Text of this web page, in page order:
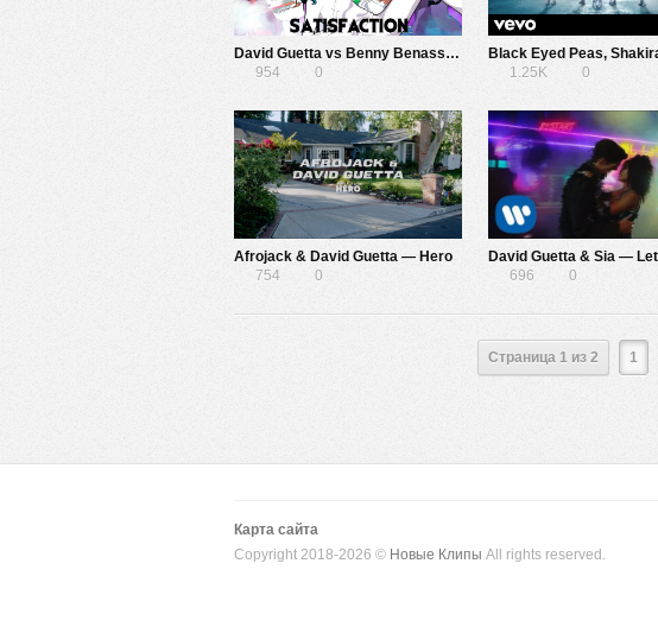
David Guetta vs Benny Benassi — Satisfaction
954
0
1.25K
0
Afrojack & David Guetta — Hero
754
0
David Guetta & Sia —
696
0
Страница 1 из 2 1
Карта сайта
Copyright 2018-2026 © Новые Клипы All rights reserved.